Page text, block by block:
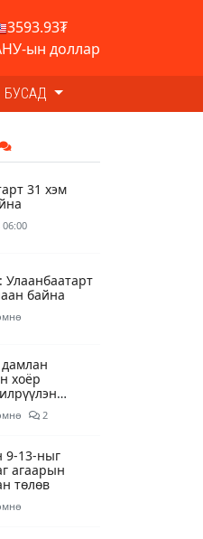
3593.93₮
ын доллар
БУСАД
31 хэм
06:00
байна
хоёр
2
9-13-ныг
агаарын
төлөв